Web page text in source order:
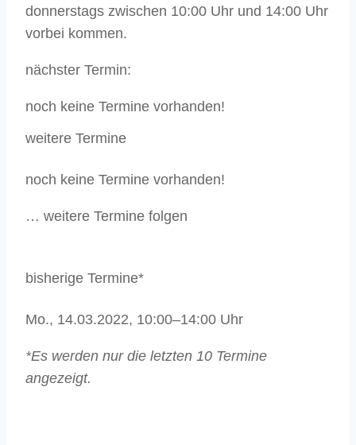
donnerstags zwischen 10:00 Uhr und 14:00 Uhr
vorbei kommen.
nächster Termin:
noch keine Termine vorhanden!
weitere Termine
noch keine Termine vorhanden!
… weitere Termine folgen
bisherige Termine*
Mo., 14.03.2022, 10:00–14:00 Uhr
*Es werden nur die letzten 10 Termine
angezeigt.